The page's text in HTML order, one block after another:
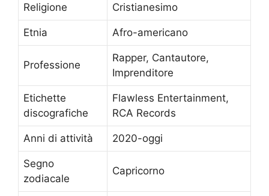
Religione Cristianesimo
Etnia Afro-americano
Professione
Rapper, Cantautore,
Imprenditore
Etichette
discografiche
Flawless Entertainment,
RCA Records
Anni di attività 2020-oggi
Segno
zodiacale
Capricorno